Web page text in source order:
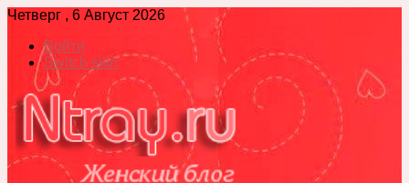
Четверг , 6 Август 2026
Войти
Switch skin